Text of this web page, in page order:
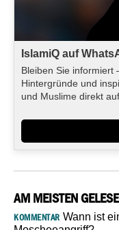
IslamiQ auf
Bleiben Sie informiert
Hintergründe und
und Muslime direkt
AM MEISTEN
KOMMENTAR Wann ist